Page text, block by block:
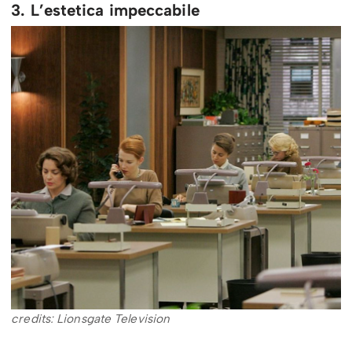
3. L’estetica impeccabile
credits: Lionsgate Television